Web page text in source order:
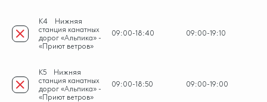
K4
Нижняя
станция канатных
дорог «Альпика» -
«Приют ветров»
09:00-18:40 09:00-19:10
K5
Нижняя
станция канатных
дорог «Альпика» -
«Приют ветров»
09:00-18:50 09:00-19:00